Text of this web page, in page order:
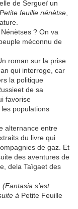
de Sergueï un
Petite feuille nénètse
? On va
méconnu de
roman sur la prise
qui interroge, car
la politique
de sa
favorise
populations
alternance entre
du livre qui
de gaz. Et
des aventures de
dela Taïgaet des
(Fantasia s'est
à Petite Feuille